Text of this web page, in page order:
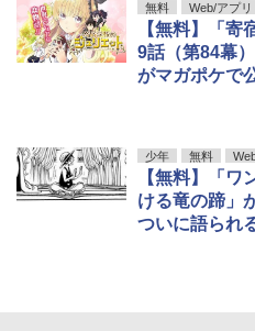
無料 Web/アプリ
【無料】「寄
9話（第84幕
がマガポケで
少年 無料
【無料】「ワ
ける竜の蹄」
ついに語られ